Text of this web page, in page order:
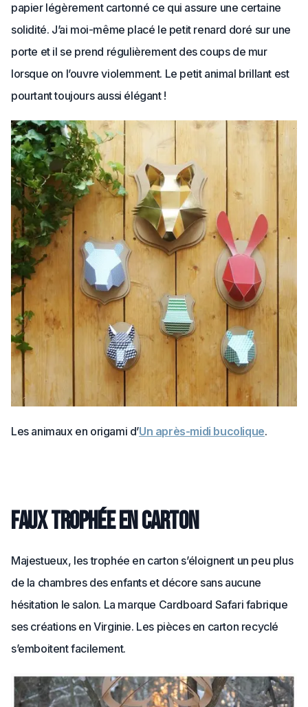
papier légèrement cartonné ce qui assure une certaine
solidité. J’ai moi-même placé le petit renard doré sur une
porte et il se prend régulièrement des coups de mur
lorsque on l’ouvre violemment. Le petit animal brillant est
pourtant toujours aussi élégant !
Les animaux en origami d’Un après-midi bucolique.
Faux trophée en carton
Majestueux, les trophée en carton s’éloignent un peu plus
de la chambres des enfants et décore sans aucune
hésitation le salon. La marque Cardboard Safari fabrique
ses créations en Virginie. Les pièces en carton recyclé
s’emboitent facilement.